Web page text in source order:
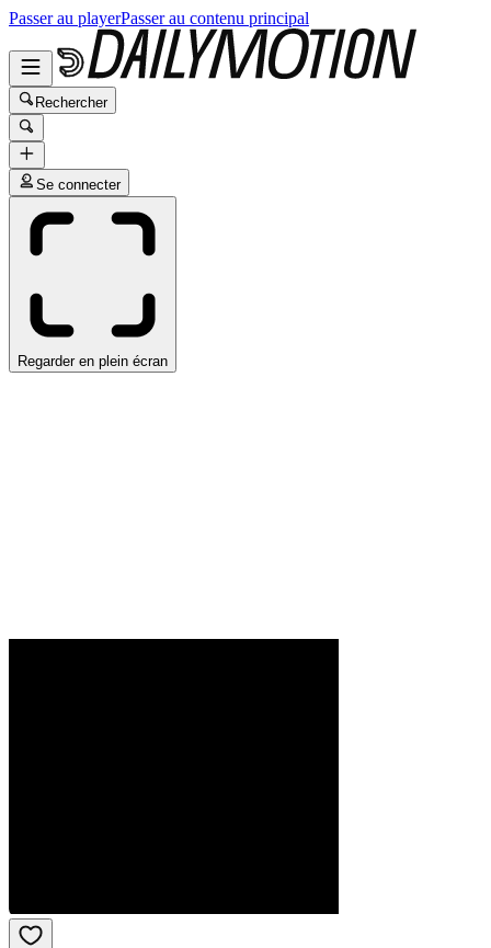
Passer au playerPasser au contenu principal
Rechercher
Se connecter
Regarder en plein écran